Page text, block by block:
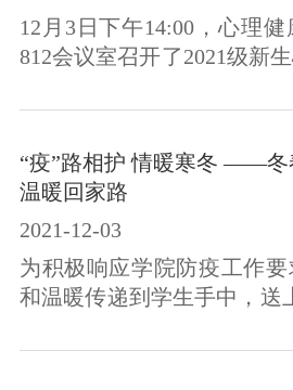
各出席仪式。学工处有关
中心全体学员共计90余人参
12月3日下午14:00，心理
812会议室召开了2021级新
师参加了此次培训。11月7
班级集中测试和自由测试
3153名同学参加并完成了此
训由学生处任镔副处长主持
了学生心理健康教育工作
的严峻形势，同时指出新
“疫”路相护 情暖寒冬 ——冬
温暖回家路
2021-12-03
为积极响应学院防疫工作
和温暖传递到学生手中，送
学生资助管理中心，推出